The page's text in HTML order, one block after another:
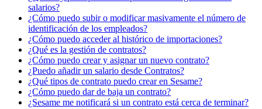
salarios?
¿Cómo puedo subir o modificar masivamente el número de
identificación de los empleados?
¿Cómo puedo acceder al histórico de importaciones?
¿Qué es la gestión de contratos?
¿Cómo puedo crear y asignar un nuevo contrato?
¿Puedo añadir un salario desde Contratos?
¿Qué tipos de contrato puedo crear en Sesame?
¿Cómo puedo dar de baja un contrato?
¿Sesame me notificará si un contrato está cerca de terminar?